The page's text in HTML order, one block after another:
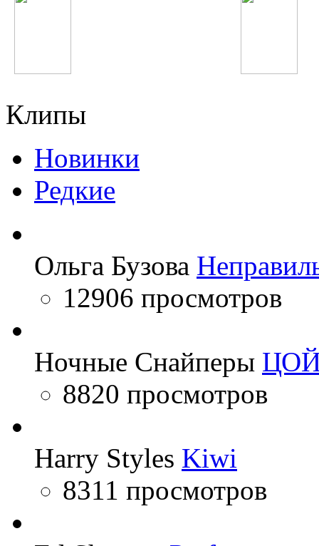
Клипы
Новинки
Редкие
Ольга Бузова
12906 просмотров
Ночные Снайперы
8820 просмотров
Harry Styles Kiwi
8311 просмотров